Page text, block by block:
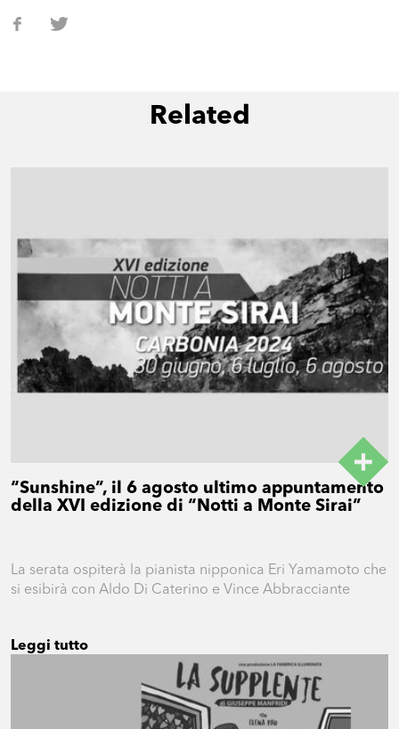
Related
“Sunshine”, il 6 agosto ultimo appuntamento
della XVI edizione di “Notti a Monte Sirai”
La serata ospiterà la pianista nipponica Eri Yamamoto che
si esibirà con Aldo Di Caterino e Vince Abbracciante
Leggi tutto